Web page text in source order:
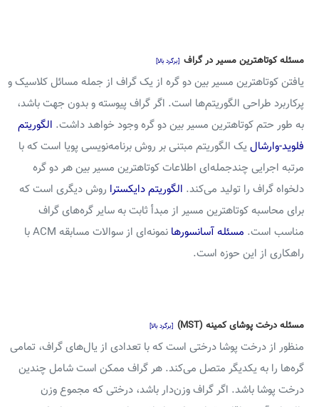
مسئله کوتاهترین مسیر در گراف [برگرد بالا]
یافتن کوتاهترین مسیر بین دو گره از یک گراف از جمله مسائل کلاسیک و
پرکاربرد طراحی الگوریتم‌ها است. اگر گراف پیوسته و بدون جهت باشد،
به طور حتم کوتاهترین مسیر بین دو گره وجود خواهد داشت.الگوریتم
فلوید-وارشالیک الگوریتم مبتنی بر روش برنامه‌نویسی پویا است که با
مرتبه اجرایی چندجمله‌ای اطلاعات کوتاهترین مسیر بین هر دو گره
دلخواه گراف را تولید می‌کند.الگوریتم دایکستراروش دیگری است که
برای محاسبه کوتاهترین مسیر از مبدأ ثابت به سایر گره‌های گراف
مناسب است.مسئله آسانسورها
نمونه‌ای از سوالات مسابقه ACM با
راهکاری از این حوزه است.
مسئله درخت پوشای کمینه (MST) [برگرد بالا]
منظور از درخت پوشا درختی است که با تعدادی از یال‌های گراف، تمامی
گره‌ها را به یکدیگر متصل می‌کند. هر گراف ممکن است شامل چندین
درخت پوشا باشد. اگر گراف وزن‌دار باشد، درختی که مجموع وزن